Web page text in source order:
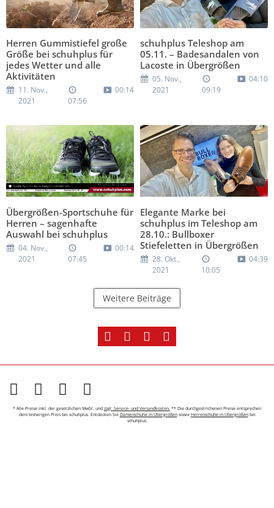
Herren Gummistiefel große
Größe bei schuhplus für
jedes Wetter und alle
Aktivitäten
11. Nov.,
2021
07:56
00:14
schuhplus Teleshop am
05.11. – Badesandalen von
Lacoste in Übergrößen
05. Nov.,
2021
09:19
04:10
Übergrößen-Sportschuhe für
Herren – sagenhafte
Auswahl bei schuhplus
04. Nov.,
2021
07:45
00:14
Elegante Marke bei
schuhplus im Teleshop am
28.10.: Bullboxer
Stiefeletten in Übergrößen
28. Okt.,
2021
10:05
04:39
Weitere Beiträge
* Alle Preise inkl. der gesetzlichen MwSt. und zzgl. Service- und Versandkosten. ** Die durchgestrichenen Preise entsprechen
dem bisherigen Preis bei schuhplus. Entdecken Sie Damenschuhe in Übergrößensowie Herrenschuhe in Übergrößenbei
schuhplus.